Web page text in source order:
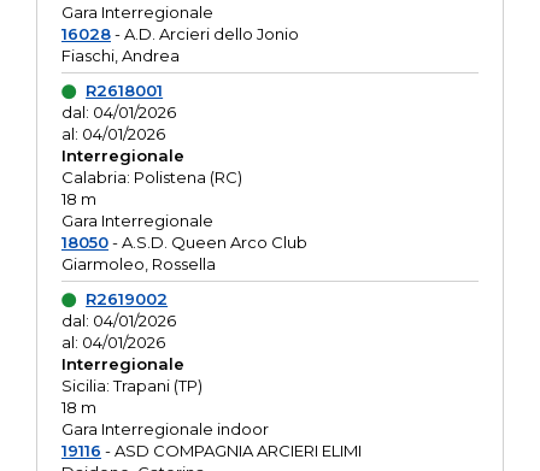
Gara Interregionale
16028- A.D. Arcieri dello Jonio
Fiaschi, Andrea
R2618001
dal: 04/01/2026
al: 04/01/2026
Interregionale
Calabria: Polistena (RC)
18 m
Gara Interregionale
18050- A.S.D. Queen Arco Club
Giarmoleo, Rossella
R2619002
dal: 04/01/2026
al: 04/01/2026
Interregionale
Sicilia: Trapani (TP)
18 m
Gara Interregionale indoor
19116 - ASD COMPAGNIA ARCIERI ELIMI